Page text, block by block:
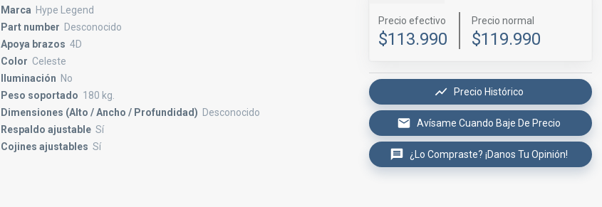
Marca Hype Legend
Part number Desconocido
Apoya brazos 4D
Color Celeste
Iluminación No
Peso soportado 180 kg.
Dimensiones (Alto / Ancho / Profundidad) Desconocido
Respaldo ajustable Sí
Cojines ajustables Sí
Precio efectivo
$113.990
Precio normal
$119.990
Precio Histórico
Avísame Cuando Baje De Precio
¿Lo Compraste? ¡Danos Tu Opinión!